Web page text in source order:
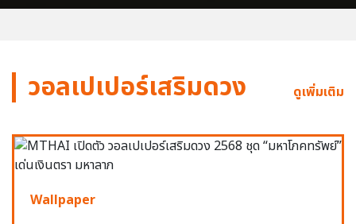
วอลเปเปอร์เสริมดวง ดูเพิ่มเติม
Wallpaper